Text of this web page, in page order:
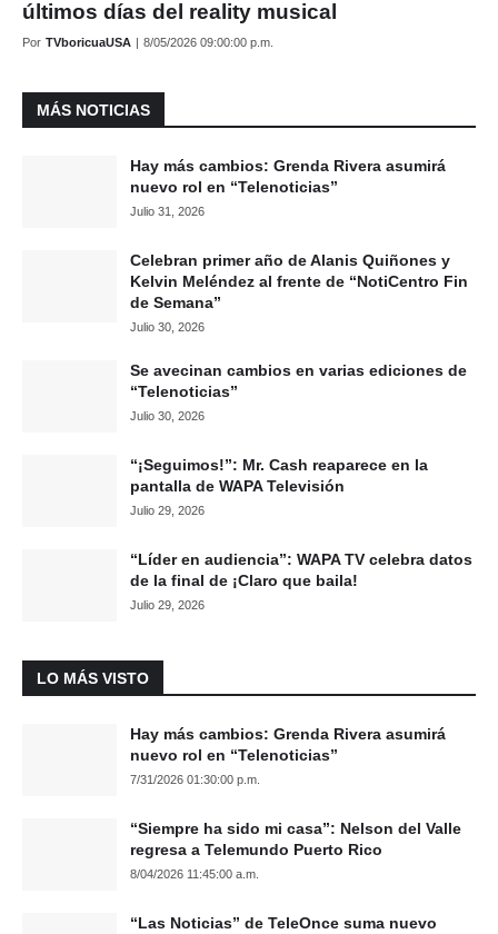
últimos días del reality musical
Por TVboricuaUSA | 8/05/2026 09:00:00 p.m.
MÁS NOTICIAS
Hay más cambios: Grenda Rivera asumirá
nuevo rol en “Telenoticias”
Julio 31, 2026
Celebran primer año de Alanis Quiñones y
Kelvin Meléndez al frente de “NotiCentro Fin
de Semana”
Julio 30, 2026
Se avecinan cambios en varias ediciones de
“Telenoticias”
Julio 30, 2026
“¡Seguimos!”: Mr. Cash reaparece en la
pantalla de WAPA Televisión
Julio 29, 2026
“Líder en audiencia”: WAPA TV celebra datos
de la final de ¡Claro que baila!
Julio 29, 2026
LO MÁS VISTO
Hay más cambios: Grenda Rivera asumirá
nuevo rol en “Telenoticias”
7/31/2026 01:30:00 p.m.
“Siempre ha sido mi casa”: Nelson del Valle
regresa a Telemundo Puerto Rico
8/04/2026 11:45:00 a.m.
“Las Noticias” de TeleOnce suma nuevo